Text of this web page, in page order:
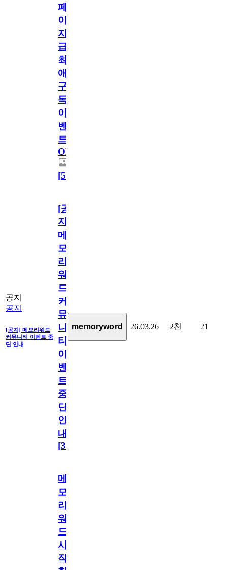
페
이
지
급!
최
애
구
독
이
벤
트
OPEN!
[5]
공지
공지
[공지] 메모리워드
커뮤니티 이벤트 중
단 안내
[공
지]
메
모
리
워
드
커
뮤
니
티
이
벤
트
중
단
안
내
[31
memoryword 26.03.26 2천 21
메
모
리
워
드
시
작